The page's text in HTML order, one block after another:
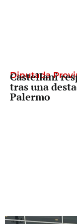
Diputada
Castellani
tras una
Palermo